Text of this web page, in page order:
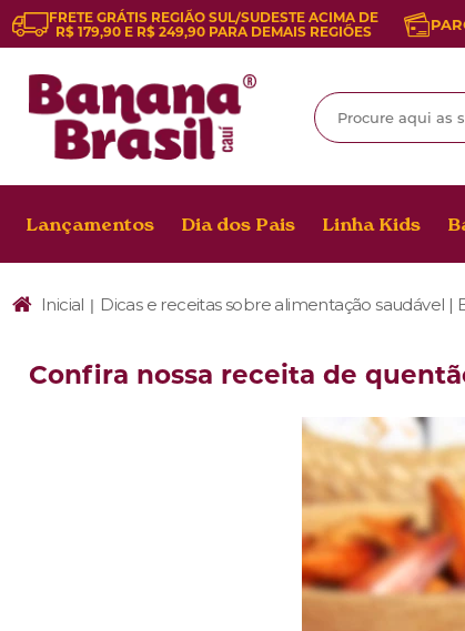
FRETE GRÁTIS REGIÃO SUL/SUDESTE ACIMA DE
R$ 179,90 E R$ 249,90 PARA DEMAIS REGIÕES
Lançamentos Dia dos Pais Linha Kids
Inicial | Dicas e receitas sobre alimentação saudável |
Confira nossa receita de